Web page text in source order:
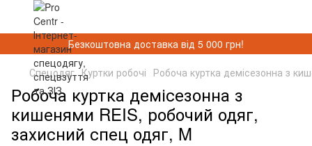
Безкоштовна доставка від 5 000 грн!
Спецодяг Куртки робочі Робоча куртка демісезонна з
Робоча куртка демісезонна з
кишенями REIS, робочий одяг,
захисний спец одяг, M